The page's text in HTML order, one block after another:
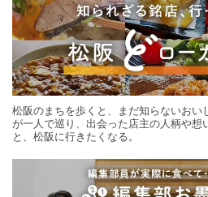
松阪のまちを歩くと、まだ知らないお
が一人で巡り、出会った店主の人柄や想
と、松阪に行きたくなる。